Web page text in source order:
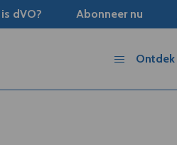
dVO? Abonneer nu
Ontdek